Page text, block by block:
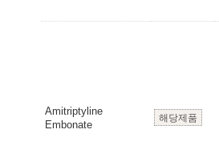
Amitriptyline
Embonate
해당제품